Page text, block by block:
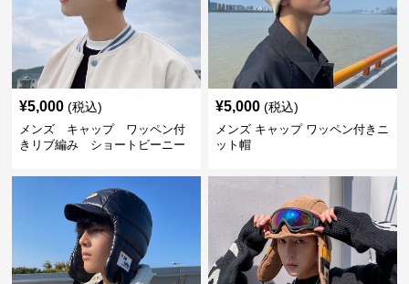
¥5,000 (税込)
メンズ キャップ ワッペン付
きリブ編み ショートビーニー
¥5,000 (税込)
メンズ キャップ ワッペン付きニ
ット帽